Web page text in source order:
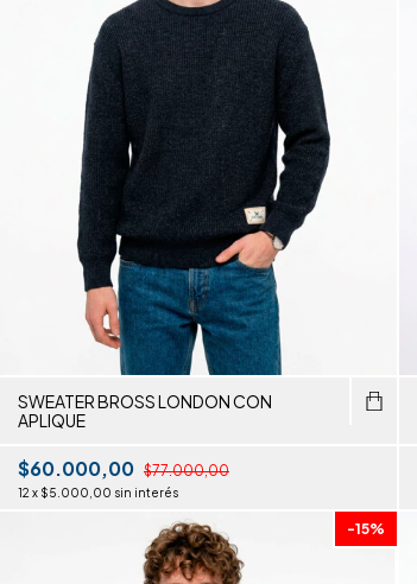
SWEATER BROSS LONDON CON
APLIQUE
$60.000,00 $77.000,00
12 x $5.000,00 sin interés
-15%